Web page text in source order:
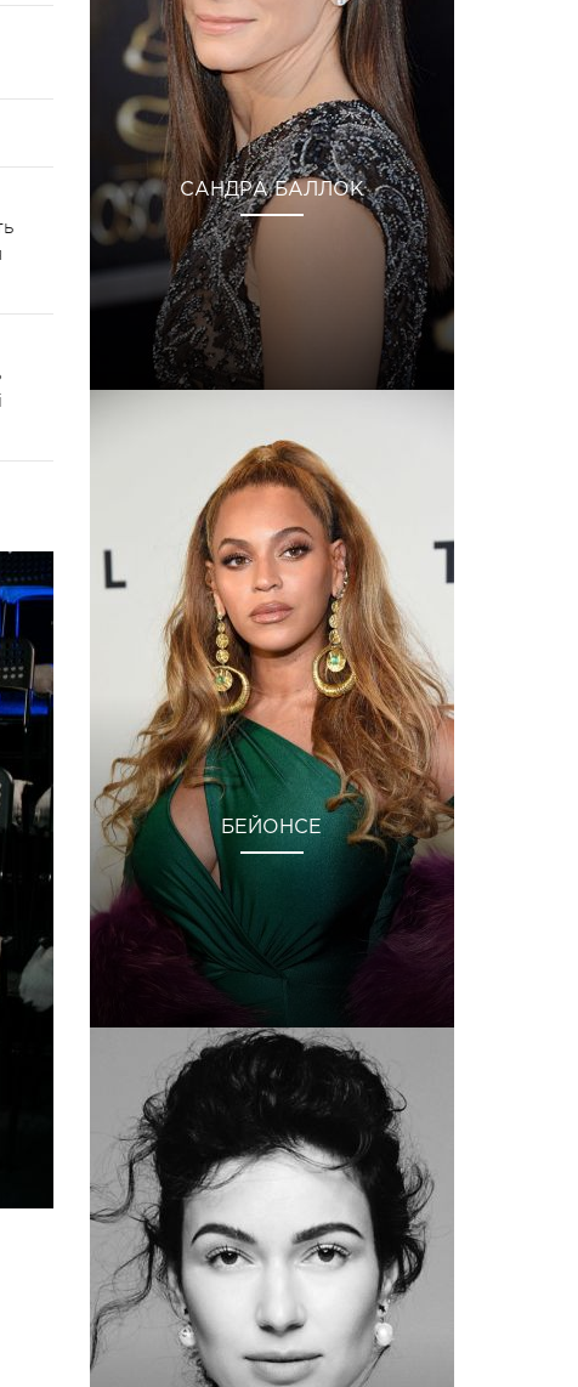
САНДРА БАЛЛОК
БЕЙОНСЕ